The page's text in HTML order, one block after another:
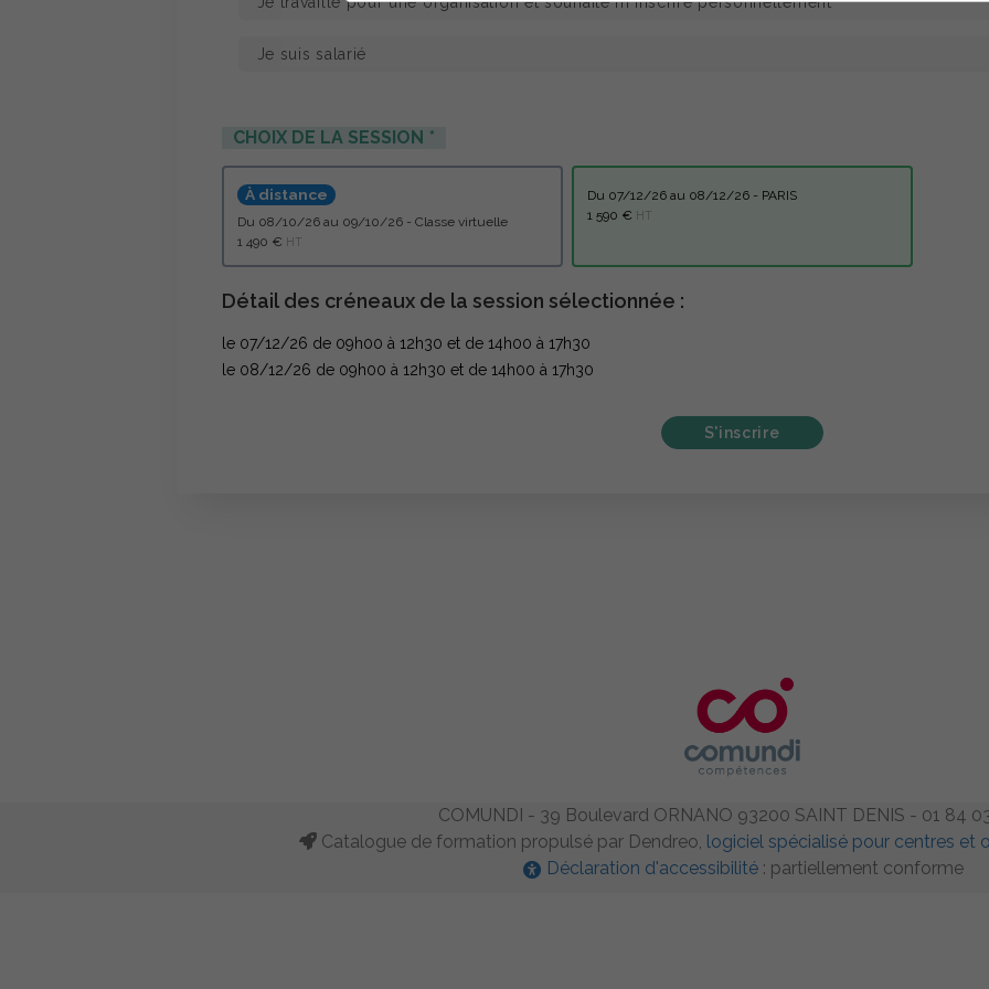
CHOIX DE LA SESSION
À distance
du 08/10/26 au 09/10/26 - Classe virtuelle
1 490 € HT
du 07/12/26 au 08/12/26 - PARIS
1 590 € HT
Détail des créneaux de la session sélectionnée :
le 07/12/26 de 09h00 à 12h30 et de 14h00 à 17h30
le 08/12/26 de 09h00 à 12h30 et de 14h00 à 17h30
S'inscrire
COMUNDI - 39 Boulevard ORNANO 93200 SAINT DENIS - 01 84
Catalogue de formation propulsé par Dendreo, logiciel spécialisé pour centres et
Déclaration d'accessibilité : partiellement conforme